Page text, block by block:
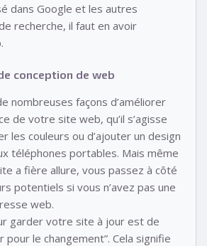
dans Google et les autres
recherche, il faut en avoir
conception de web
nombreuses façons d’améliorer
de votre site web, qu’il s’agisse
les couleurs ou d’ajouter un design
téléphones portables. Mais même
a fière allure, vous passez à côté
potentiels si vous n’avez pas une
web.
garder votre site à jour est de
pour le changement”. Cela signifie